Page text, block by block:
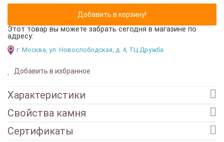
Этот товар вы можете забрать сегодня в магазине по
адресу:
г. Москва, ул. Новослободская, д. 4, ТЦ Дружба
Добавить в избранное
Характеристики
Свойства камня
Сертификаты